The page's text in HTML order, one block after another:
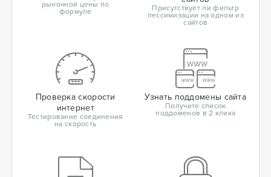
рыночной цены по
формуле
Присутствует ли фильтр
пессимизации на одном из
сайтов
Проверка скорости
интернет
Тестирование соединения
на скорость
Узнать поддомены сайта
Получите список
поддоменов в 2 клика